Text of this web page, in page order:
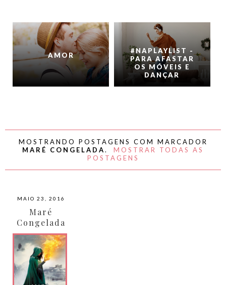
AMOR
#NAPLAYLIST -
PARA AFASTAR
OS MÓVEIS E
DANÇAR
MOSTRANDO POSTAGENS COM MARCADOR
MARÉ CONGELADA.
MOSTRAR TODAS AS
POSTAGENS
MAIO 23, 2016
Maré
Congelada
por Morgan
Rhodes